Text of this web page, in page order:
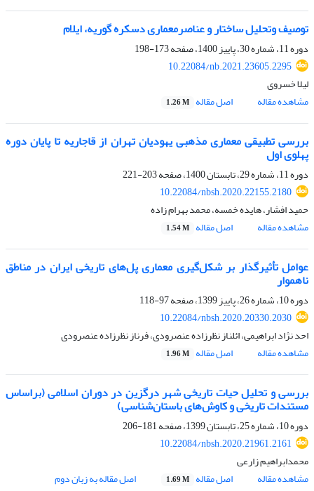
توصیف وتحلیل ساختار و عناصرمعماری دسکره گوریه، ایلام
دوره 11، شماره 30، پاییز 1400، صفحه
173-198
10.22084/nb.2021.23605.2295
لیلا خسروی
مشاهده مقاله
اصل مقاله 1.26 M
بررسی تطبیقی معماری مذهبی یهودیان تهران از قاجاریه تا پایان دوره
پهلوی اول
دوره 11، شماره 29، تابستان 1400، صفحه
203-221
10.22084/nbsh.2020.22155.2180
حمید افشار، هایده خمسه، محمد بهرام زاده
مشاهده مقاله
اصل مقاله 1.54 M
عوامل تأثیرگذار بر شکل‌گیری معماری پل‌های تاریخی ایران در مناطق
ناهموار
دوره 10، شماره 26، پاییز 1399، صفحه
97-118
10.22084/nbsh.2020.20330.2030
احد نژاد ابراهیمی، ائلناز نظرزاده عنصرودی، فرناز نظرزاده عنصرودی
مشاهده مقاله
اصل مقاله 1.96 M
بررسی و تحلیل حیات تاریخی شهر درگزین در دوران اسلامی (براساس
مستندات تاریخی و کاوش‌‌‌‌‌‌‌‌‌‌‌‌‌‌‌‌‌‌‌‌‌‌های باستان‌شناسی)
دوره 10، شماره 25، تابستان 1399، صفحه
181-206
10.22084/nbsh.2020.21961.2161
محمدابراهیم زارعی
مشاهده مقاله
اصل مقاله 1.69 M اصل مقاله به زبان دوم